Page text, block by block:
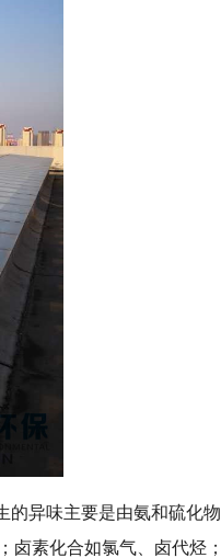
的异味主要是由氨和硫化物
卤素化合如氯气、卤代烃；